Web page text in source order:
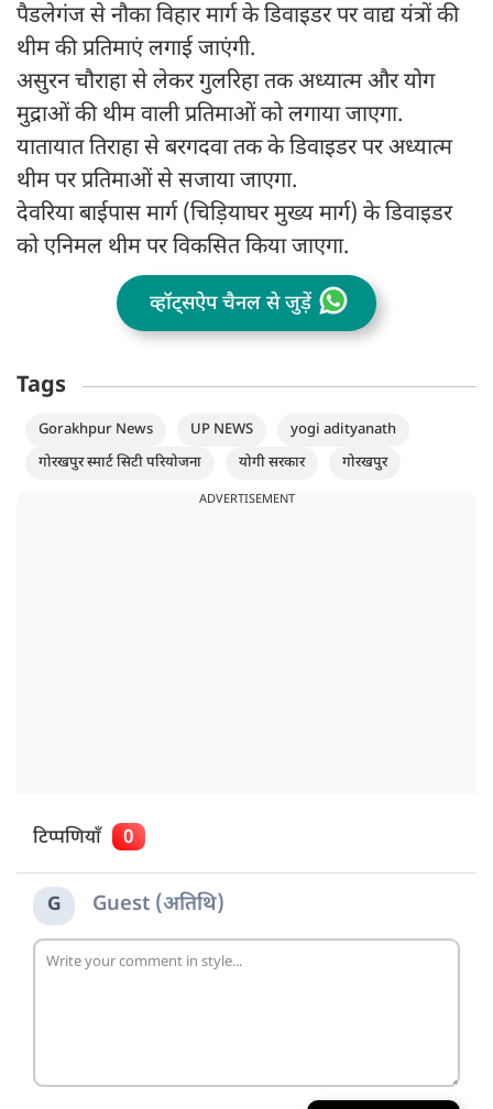
पैडलेगंज से नौका विहार मार्ग के डिवाइडर पर वाद्य यंत्रों की
थीम की प्रतिमाएं लगाई जाएंगी.
असुरन चौराहा से लेकर गुलरिहा तक अध्यात्म और योग
मुद्राओं की थीम वाली प्रतिमाओं को लगाया जाएगा.
यातायात तिराहा से बरगदवा तक के डिवाइडर पर अध्यात्म
थीम पर प्रतिमाओं से सजाया जाएगा.
देवरिया बाईपास मार्ग (चिड़ियाघर मुख्य मार्ग) के डिवाइडर
को एनिमल थीम पर विकसित किया जाएगा.
व्हॉट्सऐप चैनल से जुड़ें
Tags
Gorakhpur News UP NEWS
yogi adityanath
गोरखपुर स्मार्ट सिटी परियोजना
योगी सरकार गोरखपुर
ADVERTISEMENT
टिप्पणियाँ 0
G Guest (अतिथि)